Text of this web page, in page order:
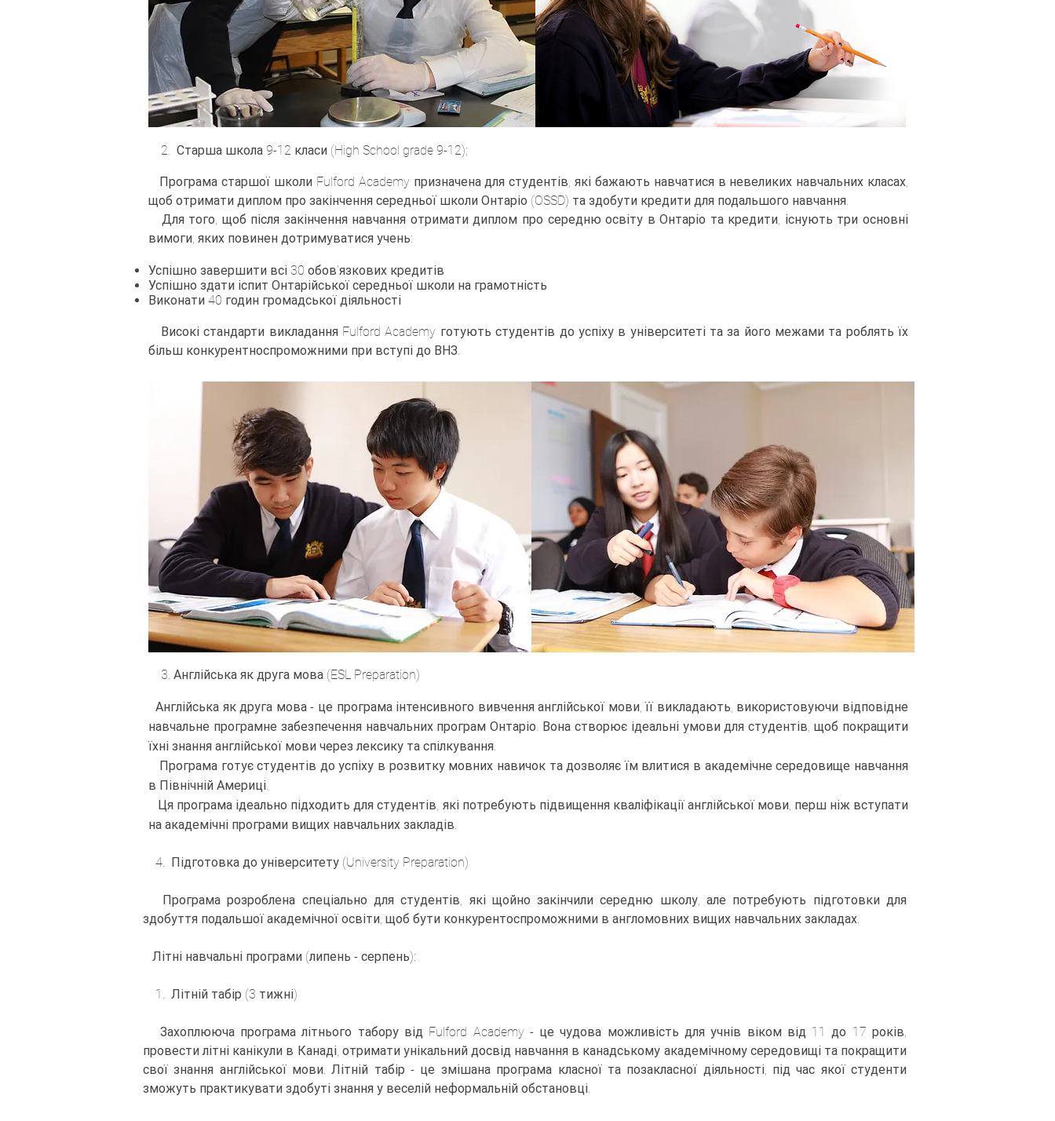
2. Старша школа 9-12 класи (High School grade 9-12);
Програма старшої школи Fulford Academy призначена для студентів, які бажають навчатися в невеликих навчальних класах,
щоб отримати диплом про закінчення середньої школи Онтаріо (OSSD) та здобути кредити для подальшого навчання.
Для того, щоб після закінчення навчання отримати диплом про середню освіту в Онтаріо та кредити, існують три основні
вимоги, яких повинен дотримуватися учень:
Успішно завершити всі 30 обов'язкових кредитів
Успішно здати іспит Онтарійської середньої школи на грамотність
Виконати 40 годин громадської діяльності
Високі стандарти викладання Fulford Academy готують студентів до успіху в університеті та за його межами та роблять їх
більш конкурентноспроможними при вступі до ВНЗ.
3. Англійська як друга мова (ESL Preparation)
Англійська як друга мова - це програма інтенсивного вивчення англійської мови, її викладають, використовуючи відповідне
навчальне програмне забезпечення навчальних програм Онтаріо. Вона створює ідеальні умови для студентів, щоб покращити
їхні знання англійської мови через лексику та спілкування.
Програма готує студентів до успіху в розвитку мовних навичок та дозволяє їм влитися в академічне середовище навчання
в Північній Америці.
Ця програма ідеально підходить для студентів, які потребують підвищення кваліфікації англійської мови, перш ніж вступати
на академічні програми вищих навчальних закладів.
4. Підготовка до університету (University Preparation)
Програма розроблена спеціально для студентів, які щойно закінчили середню школу, але потребують підготовки для
здобуття подальшої академічної освіти, щоб бути конкурентоспроможними в англомовних вищих навчальних закладах.
Літні навчальні програми (липень - серпень):
1. Літній табір (3 тижні)
Захоплююча програма літнього табору від Fulford Academy - це чудова можливість для учнів віком від 11 до 17 років,
провести літні канікули в Канаді, отримати унікальний досвід навчання в канадському академічному середовищі та покращити
свої знання англійської мови. Літній табір - це змішана програма класної та позакласної діяльності, під час якої студенти
зможуть практикувати здобуті знання у веселій неформальній обстановці.